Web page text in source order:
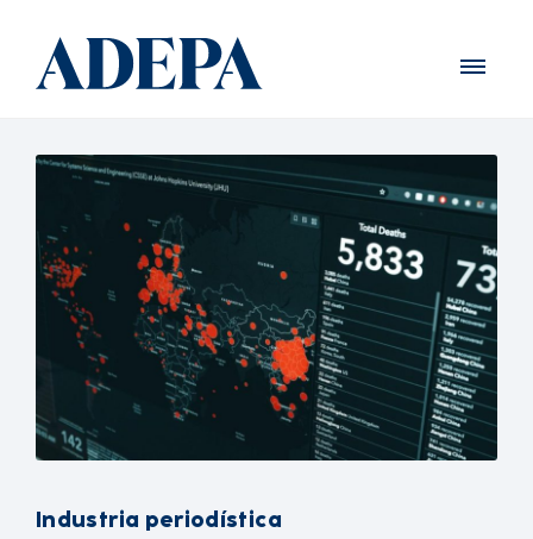
Industria periodística